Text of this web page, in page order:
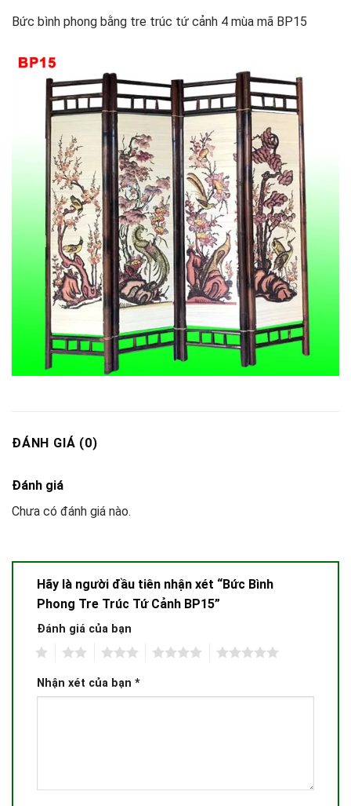
Bức bình phong bằng tre trúc tứ cảnh 4 mùa mã BP15
ĐÁNH GIÁ (0)
Đánh giá
Chưa có đánh giá nào.
Hãy là người đầu tiên nhận xét “Bức Bình
Phong Tre Trúc Tứ Cảnh BP15”
Đánh giá của bạn
Nhận xét của bạn *